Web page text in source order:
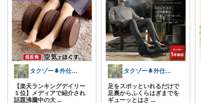
タクゾー🌲外仕事を快適にしたい
【楽天ランキングデイリー
１位】メディアで紹介され
話題沸騰中の大 ...
タクゾー🌲外仕事を快適にしたい
足をスポッといれるだけで
足裏からふくらはぎまでを
ギューッとはさ ...